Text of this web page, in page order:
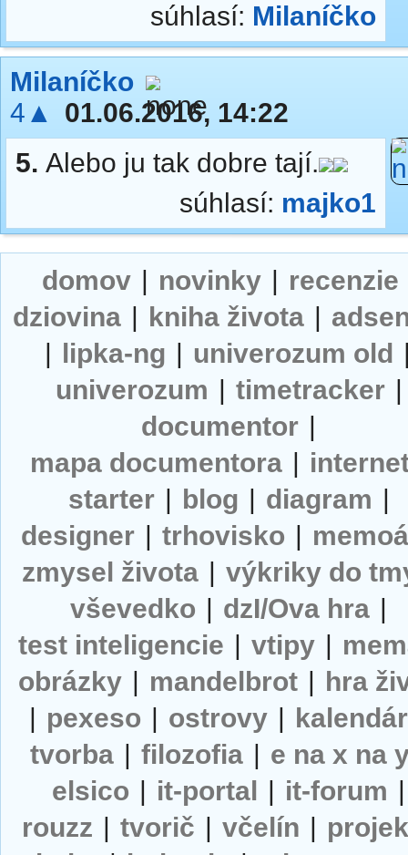
súhlasí: Milaníčko
Milaníčko
4▲
01.06.2016, 14:22
5. Alebo ju tak dobre tají.
súhlasí: majko1
domov | novinky | recenzie
dziovina | kniha života |
| lipka-ng | univerozum old
univerozum | timetracker |
documentor |
mapa documentora |
starter | blog | diagram |
designer | trhovisko |
zmysel života | výkriky do
vševedko | dzI/Ova hra |
test inteligencie | vtipy |
obrázky | mandelbrot | hra
| pexeso | ostrovy | kalendár
tvorba | filozofia | e na x na
elsico | it-portal | it-forum |
rouzz | tvorič | včelín |